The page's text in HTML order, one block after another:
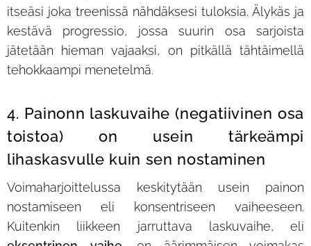
itseäsi joka treenissä nähdäksesi tuloksia. Älykäs ja
kestävä progressio, jossa suurin osa sarjoista
jätetään hieman vajaaksi, on pitkällä tähtäimellä
tehokkaampi menetelmä.
4. Painonn laskuvaihe (negatiivinen osa
toistoa) on usein tärkeämpi
lihaskasvulle kuin sen nostaminen
Voimaharjoittelussa keskitytään usein painon
nostamiseen eli konsentriseen vaiheeseen.
Kuitenkin liikkeen jarruttava laskuvaihe, eli